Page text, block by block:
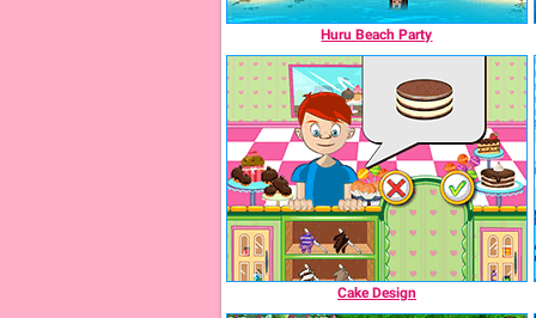
Huru Beach Party
Cake Design